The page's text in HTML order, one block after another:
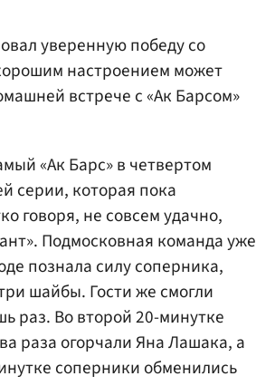
уверенную победу со
настроением может
встрече с «Ак Барсом»
«Ак Барс» в четвертом
серии, которая пока
говоря, не совсем удачно,
Подмосковная команда уже
познала силу соперника,
шайбы. Гости же смогли
раз. Во второй 20-минутке
раза огорчали Яна Лашака, а
соперники обменились